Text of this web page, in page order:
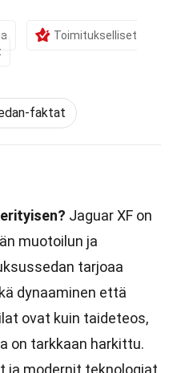
Toimitukselliset
faktat
Jaguar XF on
muotoilun ja
tarjoaa
dynaaminen että
ovat kuin taideteos,
on tarkkaan harkittu.
ja modernit teknologiat